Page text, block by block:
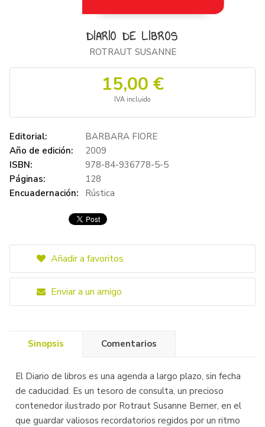
DIARIO DE LIBROS
ROTRAUT SUSANNE
15,00 €
IVA incluido
Editorial:
BARBARA FIORE
Año de edición:
2009
ISBN:
978-84-936778-5-5
Páginas:
128
Encuadernación:
Rústica
Añadir a favoritos
Enviar a un amigo
Sinopsis Comentarios
El Diario de libros es una agenda a largo plazo, sin fecha
de caducidad. Es un tesoro de consulta, un precioso
contenedor ilustrado por Rotraut Susanne Berner, en el
que guardar valiosos recordatorios regidos por un ritmo